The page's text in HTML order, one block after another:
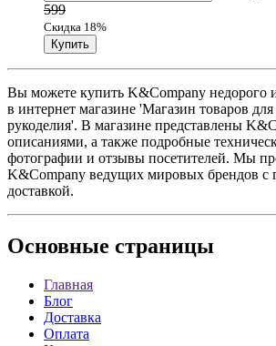
599
Скидка 18%
Вы можете купить K&Company недорого
в интернет магазине 'Магазин товаров для
рукоделия'. В магазине представлены
описаниями, а также подробные
фотографии и отзывы посетителей. Мы
K&Company ведущих мировых брендов с
доставкой.
Основные страницы
Главная
Блог
Доставка
Оплата